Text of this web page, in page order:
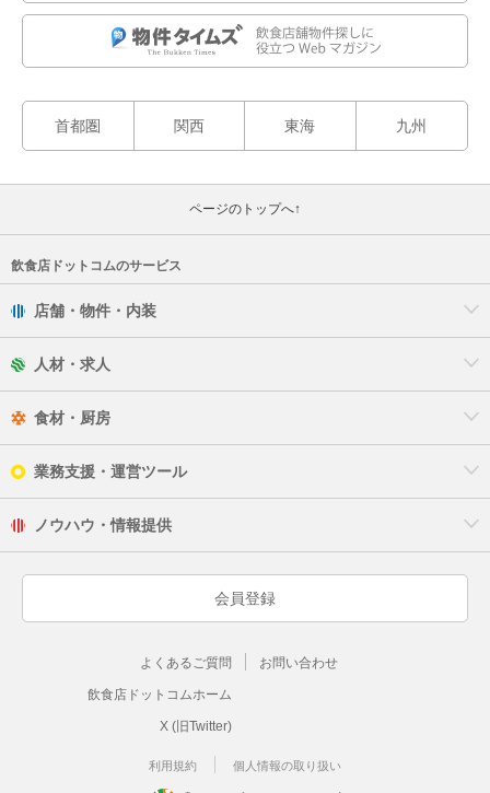
鶴ヶ島市
飯能市
東松山市
日高市
八潮市
首都圏 関西 東海 九州
ページのトップへ↑
飲食店ドットコムのサービス
店舗・物件・内装
人材・求人
食材・厨房
業務支援・運営ツール
ノウハウ・情報提供
会員登録
よくあるご質問 お問い合わせ
飲食店ドットコムホーム
X (旧Twitter)
利用規約 個人情報の取り扱い